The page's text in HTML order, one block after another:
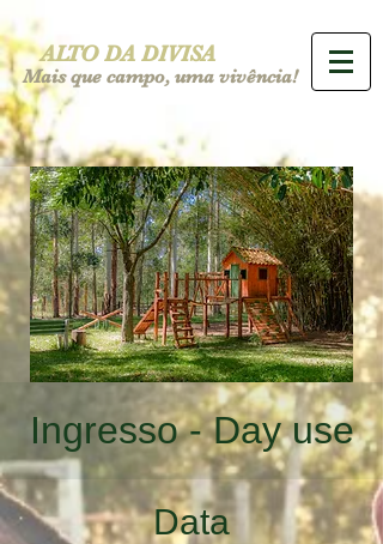
ALTO DA DIVISA
Mais que campo, uma vivência!
Ingresso - Day use
Data